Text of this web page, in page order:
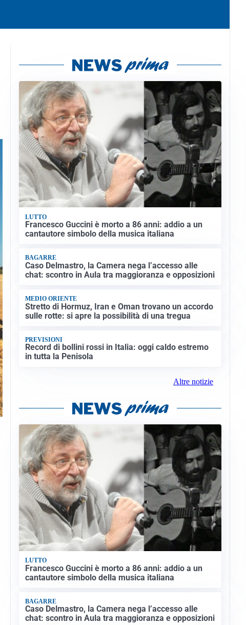
LUTTO
Francesco Guccini è morto a 86 anni: addio a un
cantautore simbolo della musica italiana
BAGARRE
Caso Delmastro, la Camera nega l’accesso alle
chat: scontro in Aula tra maggioranza e opposizioni
MEDIO ORIENTE
Stretto di Hormuz, Iran e Oman trovano un accordo
sulle rotte: si apre la possibilità di una tregua
PREVISIONI
Record di bollini rossi in Italia: oggi caldo estremo
in tutta la Penisola
Altre notizie
LUTTO
Francesco Guccini è morto a 86 anni: addio a un
cantautore simbolo della musica italiana
BAGARRE
Caso Delmastro, la Camera nega l’accesso alle
chat: scontro in Aula tra maggioranza e opposizioni